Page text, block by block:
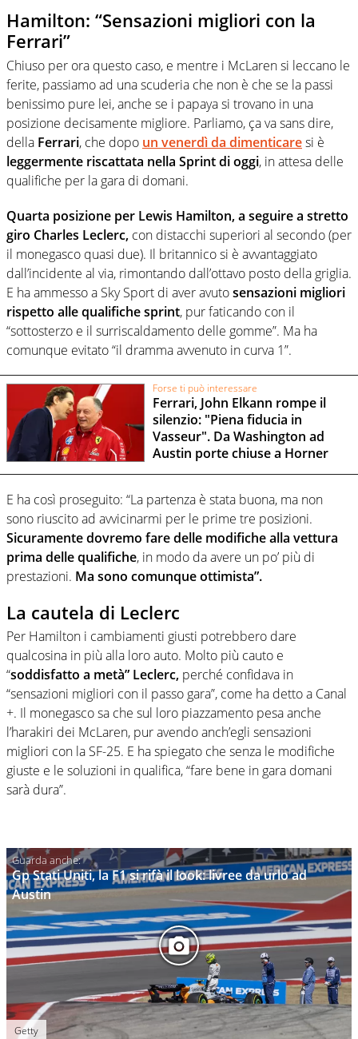
Hamilton: “Sensazioni migliori con la
Ferrari”
Chiuso per ora questo caso, e mentre i McLaren si leccano le
ferite, passiamo ad una scuderia che non è che se la passi
benissimo pure lei, anche se i papaya si trovano in una
posizione decisamente migliore. Parliamo, ça va sans dire,
della Ferrari, che dopo un venerdì da dimenticaresi è
leggermente riscattata nella Sprint di oggi, in attesa delle
qualifiche per la gara di domani.
Quarta posizione per Lewis Hamilton, a seguire a stretto
giro Charles Leclerc, con distacchi superiori al secondo (per
il monegasco quasi due). Il britannico si è avvantaggiato
dall’incidente al via, rimontando dall’ottavo posto della griglia.
E ha ammesso a Sky Sport di aver avutosensazioni migliori
rispetto alle qualifiche sprint, pur faticando con il
“sottosterzo e il surriscaldamento delle gomme”. Ma ha
comunque evitato “il dramma avvenuto in curva 1”.
Forse ti può interessare
Ferrari, John Elkann rompe il
silenzio: "Piena fiducia in
Vasseur". Da Washington ad
Austin porte chiuse a Horner
E ha così proseguito: “La partenza è stata buona, ma non
sono riuscito ad avvicinarmi per le prime tre posizioni.
Sicuramente dovremo fare delle modifiche alla vettura
prima delle qualifiche, in modo da avere un po’ più di
prestazioni. Ma sono comunque ottimista”.
La cautela di Leclerc
Per Hamilton i cambiamenti giusti potrebbero dare
qualcosina in più alla loro auto. Molto più cauto e
“soddisfatto a metà” Leclerc, perché confidava in
“sensazioni migliori con il passo gara”, come ha detto a Canal
+. Il monegasco sa che sul loro piazzamento pesa anche
l’harakiri dei McLaren, pur avendo anch’egli sensazioni
migliori con la SF-25. E ha spiegato che senza le modifiche
giuste e le soluzioni in qualifica, “fare bene in gara domani
sarà dura”.
Gp Stati Uniti, la F1 si rifà il look: livree da urlo ad
Austin
Getty